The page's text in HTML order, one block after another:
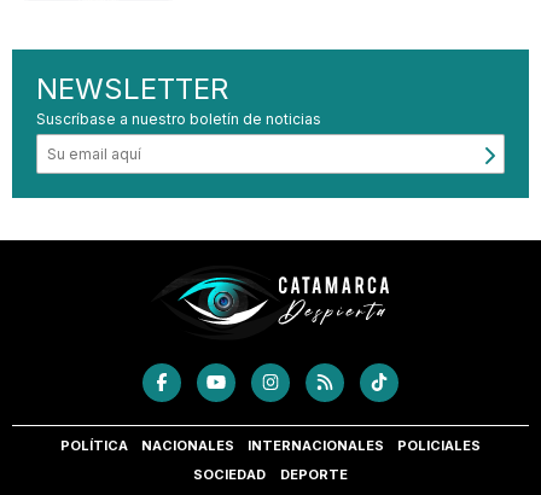
NEWSLETTER
Suscríbase a nuestro boletín de noticias
POLÍTICA NACIONALES INTERNACIONALES
POLICIALES
SOCIEDAD
DEPORTE